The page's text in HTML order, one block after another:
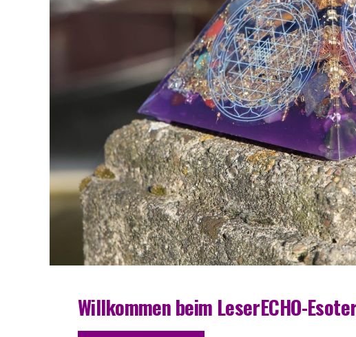
Will­kom­men beim LeserECHO-